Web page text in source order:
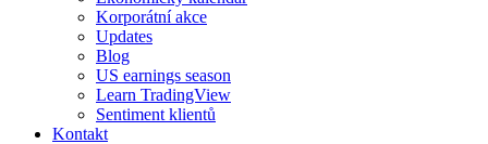
Korporátní akce
Updates
Blog
US earnings season
Learn TradingView
Sentiment klientů
Kontakt